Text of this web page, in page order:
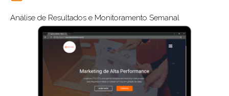
Análise de Resultados e Monitoramento Semanal